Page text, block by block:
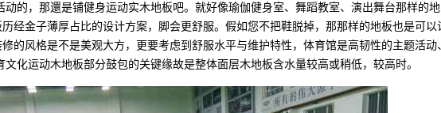
，那還是铺健身运动实木地板吧。就好像瑜伽健身室、舞蹈教室、演出舞台那样的
经金子薄厚占比的设计方案，脚会更舒服。假如您不把鞋脱掉，那那样的地板也是可
的风格是不是美观大方，更要考虑到舒服水平与维护特性，体育馆是高韧性的主题活
化运动木地板部分鼓包的关键缘故是整体面层木地板含水量较高或稍低，较高时。